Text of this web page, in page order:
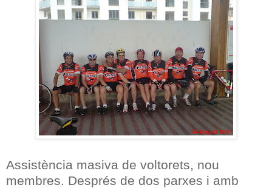
Assistència masiva de voltorets, nou
membres. Després de dos parxes i amb